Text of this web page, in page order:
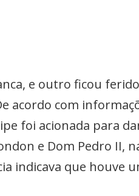
e outro ficou
acordo com
foi acionada para
e Dom Pedro II,
indicava que